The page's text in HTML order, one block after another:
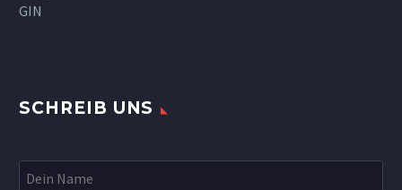
GIN
SCHREIB UNS